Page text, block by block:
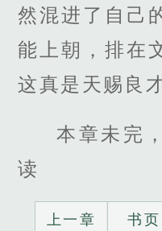
然混进了自己
能上朝，排在
这真是天赐良
本章未完
读
上一章 书页